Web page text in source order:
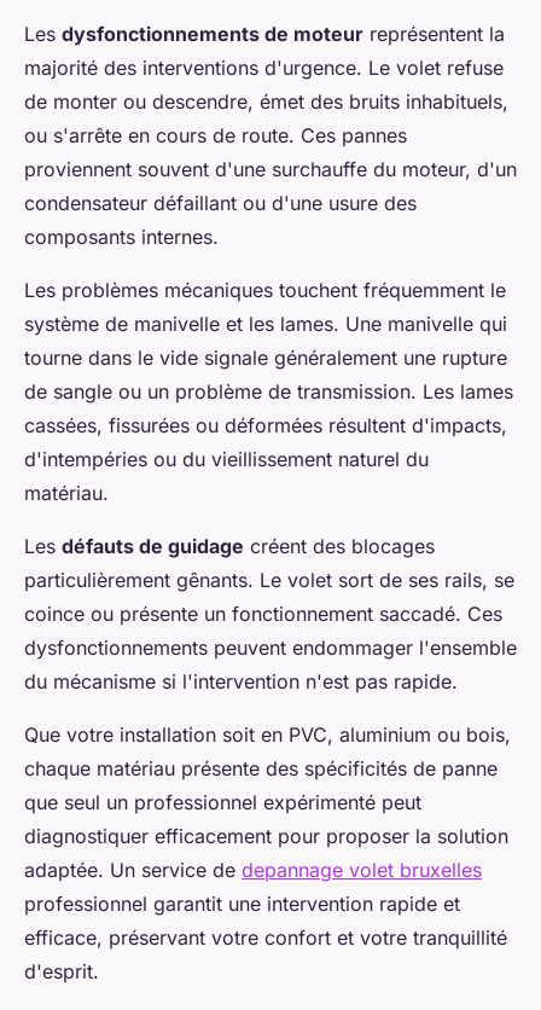
Les dysfonctionnements de moteur représentent la
majorité des interventions d'urgence. Le volet refuse
de monter ou descendre, émet des bruits inhabituels,
ou s'arrête en cours de route. Ces pannes
proviennent souvent d'une surchauffe du moteur, d'un
condensateur défaillant ou d'une usure des
composants internes.
Les problèmes mécaniques touchent fréquemment le
système de manivelle et les lames. Une manivelle qui
tourne dans le vide signale généralement une rupture
de sangle ou un problème de transmission. Les lames
cassées, fissurées ou déformées résultent d'impacts,
d'intempéries ou du vieillissement naturel du
matériau.
Les défauts de guidage créent des blocages
particulièrement gênants. Le volet sort de ses rails, se
coince ou présente un fonctionnement saccadé. Ces
dysfonctionnements peuvent endommager l'ensemble
du mécanisme si l'intervention n'est pas rapide.
Que votre installation soit en PVC, aluminium ou bois,
chaque matériau présente des spécificités de panne
que seul un professionnel expérimenté peut
diagnostiquer efficacement pour proposer la solution
adaptée. Un service de depannage volet bruxelles
professionnel garantit une intervention rapide et
efficace, préservant votre confort et votre tranquillité
d'esprit.